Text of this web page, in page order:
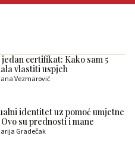
certifikat: Kako sam 5
vlastiti uspjeh
Vezmarović
identitet uz pomoć umjetne
su prednosti i mane
Gradečak